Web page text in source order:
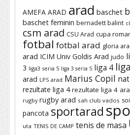
AMEFA ARAD arad baschet
baschet feminin bernadett balint
csm arad CSU Arad cupa
fotbal fotbal arad gloria
arad ICIM Univ Goldis Arad judo
3 liga3 seria 5 liga 3 seria 5 liga 4
arad LPS arad Marius Copil
rezultate liga 4 rezultate liga 4
rugby rugby arad sah club vados
pancota sportarad
uta TENIS DE CAMP tenis de masa